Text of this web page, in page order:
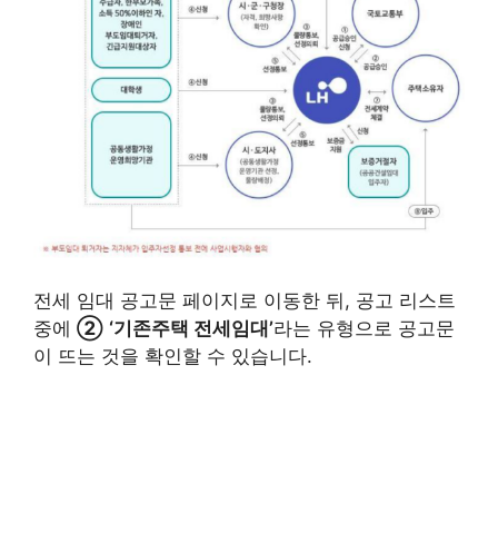
전세 임대 공고문 페이지로 이동한 뒤, 공고 리스트
중에 ② ‘기존주택 전세임대’라는 유형으로 공고문
이 뜨는 것을 확인할 수 있습니다.